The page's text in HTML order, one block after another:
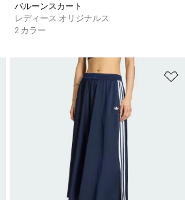
バルーンスカート
レディース オリジナルス
2 カラー
ほしいものリストに追加